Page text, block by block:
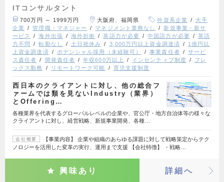
ITコンサルタント
700万円 ～ 1999万円 大阪府、福岡県 外資系企業
大手
企業
管理職・マネジャー マネジメント業務なし
新規事業・新サ
ービス
海外出張 海外折衝 英語力が必要 中国語力が必要
英語
力不問
転勤なし 土日祝休み 3,000万円以上資金調達済
1億円以
上資金調達済
ポテンシャル採用（未経験可） 事業責任者
サービ
ス責任者
開発責任者 年収600万以上 インセンティブ制度
フレ
ックス勤務
リモートワーク可能 育児支援制度
西日本のクライアントに対し、他の総合フ
ァームでは類を見ないIndustry（業界）
とOffering…
各種業界を代表するグローバルレベルの企業や、官公庁・地方自治体等の様々な
クライアントに対し、経営戦略、新規事業開発、各種…
会社概要
【事業内容】 企業や組織のあらゆる課題に対して戦略策定からテク
ノロジーを活用した変革の実行、運用まで支援 【会社特徴】 ・戦略…
興味あり 詳細へ